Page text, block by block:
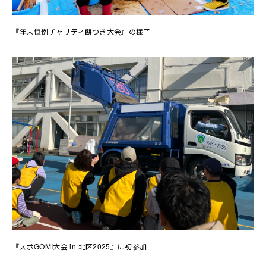
『年末恒例チャリティ餅つき大会』の様子
『スポGOMI大会 in 北区2025』に初参加